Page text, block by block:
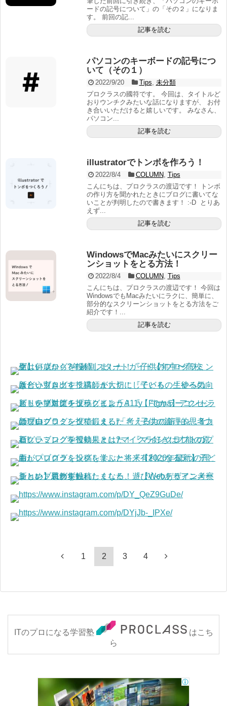
ードの記号について」の「その２」になりま
す。 前回の記...
記事を読む
パソコンのキーボードの記号につ
いて（その１）
2022/9/20 Tips, 未分類
プロクラスの國符です。 今回は、タイトルど
おりウンチクみたいな話になりますが、 お付
き合いいただけると嬉しいです。 みなさん、
パソコン...
記事を読む
illustratorでトンボを作ろう！
2022/8/4 COLUMN, Tips
こんにちは、プロクラスの渡辺です！ トンボ
の作り方を聞かれたときにブログに書いてな
いことが判明したので書きます！ :-D とりあ
えず...
記事を読む
WindowsでMacみたいにスクリー
ンショットをとる方法！
2022/8/4 COLUMN, Tips
こんにちは、プロクラスの渡辺です！ 今回は
WindowsでもMacみたいにラクに、簡単に、
部分的なスクリーンショットをとる方法をご
紹介です！...
記事を読む
1 2 3 4
ITのプロになる学習塾
はこち
ら